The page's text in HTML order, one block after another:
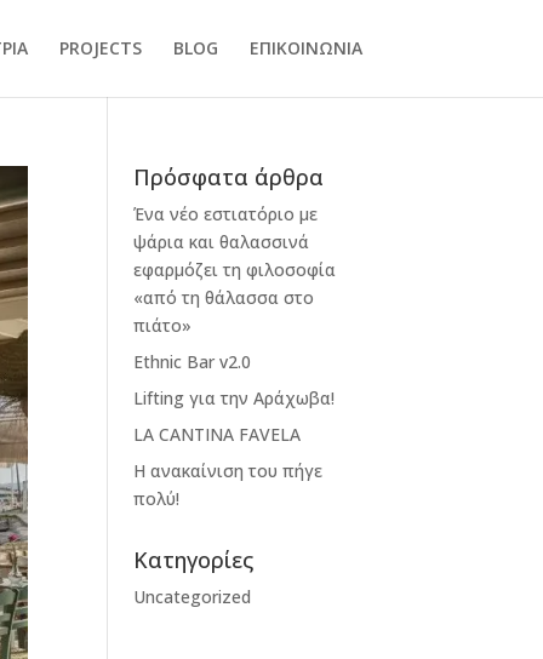
PROJECTS BLOG ΕΠΙΚΟΙΝΩΝΙΑ
Πρόσφατα άρθρα
Ένα νέο εστιατόριο με
ψάρια και θαλασσινά
εφαρμόζει τη φιλοσοφία
«από τη θάλασσα στο
πιάτο»
Ethnic Bar v2.0
Lifting για την Αράχωβα!
LA CANTINA FAVELA
Η ανακαίνιση του πήγε
πολύ!
Kατηγορίες
Uncategorized